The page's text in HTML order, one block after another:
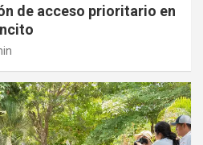
de acceso prioritario en